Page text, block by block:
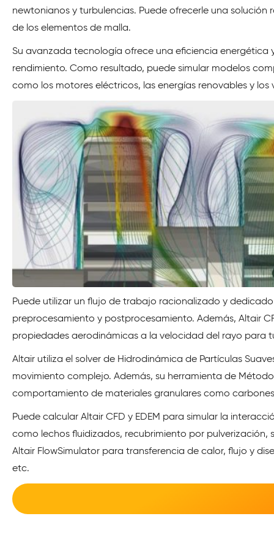
newtonianos y turbulencias. Puede ofrecerle una
de los elementos de malla.
Su avanzada tecnología ofrece una eficiencia
rendimiento. Como resultado, puede simular modelos
como los motores eléctricos, las energías renovables y
Puede utilizar un flujo de trabajo racionalizado y
preprocesamiento y postprocesamiento. Además, Altair
propiedades aerodinámicas a la velocidad del rayo para
Altair utiliza el solver de Hidrodinámica de Partículas
movimiento complejo. Además, su herramienta de
comportamiento de materiales granulares como
Puede calcular Altair CFD y EDEM para simular la
como lechos fluidizados, recubrimiento por
Altair FlowSimulator para transferencia de calor, flujo y
etc.